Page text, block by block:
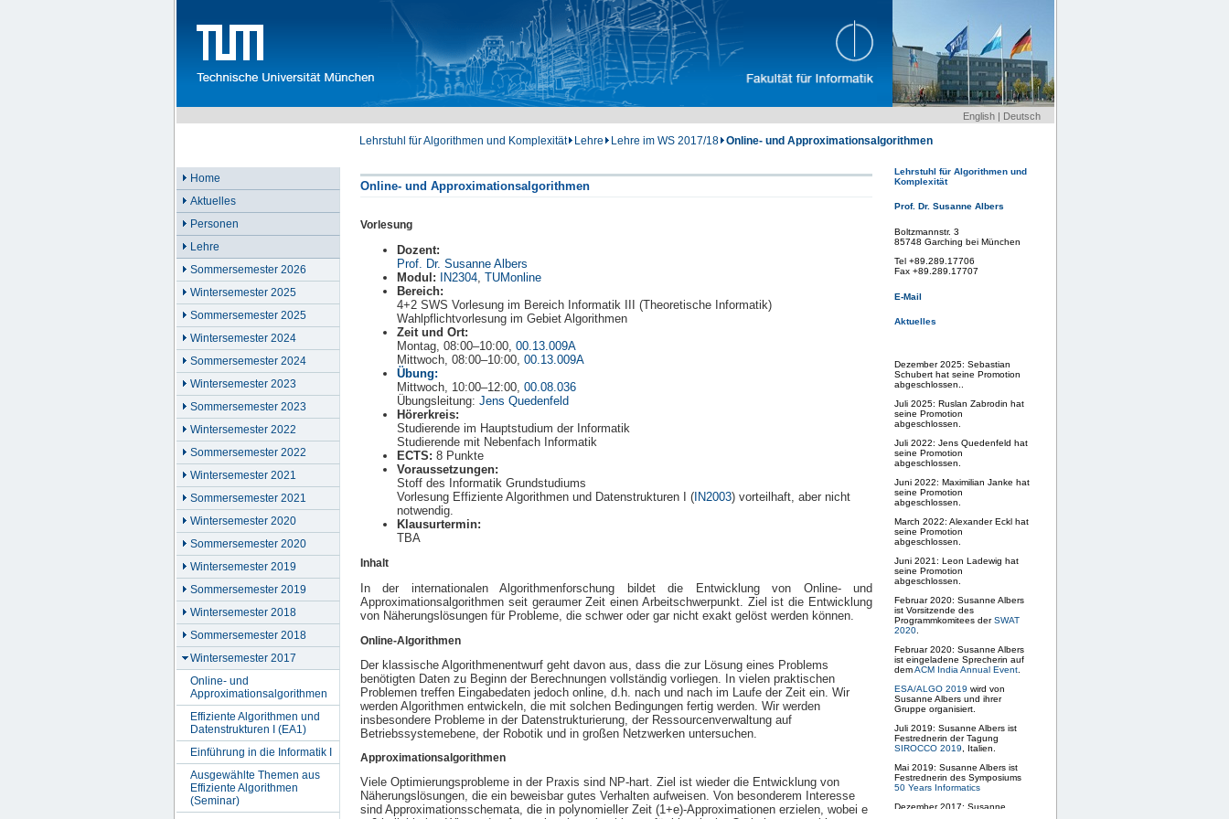
English | Deutsch
Lehrstuhl für Algorithmen und Komplexität Lehre Lehre im WS 2017/18 Online- und Approximationsalgorithmen
Home
Aktuelles
Personen
Lehre
Sommersemester 2026
Wintersemester 2025
Sommersemester 2025
Wintersemester 2024
Sommersemester 2024
Wintersemester 2023
Sommersemester 2023
Wintersemester 2022
Sommersemester 2022
Wintersemester 2021
Sommersemester 2021
Wintersemester 2020
Sommersemester 2020
Wintersemester 2019
Sommersemester 2019
Wintersemester 2018
Sommersemester 2018
Wintersemester 2017
Online- und
Approximationsalgorithmen
Effiziente Algorithmen und
Datenstrukturen I (EA1)
Einführung in die Informatik I
Ausgewählte Themen aus
Effiziente Algorithmen
(Seminar)
Online- und Approximationsalgorithmen
Vorlesung
Dozent:
Prof. Dr. Susanne Albers
Modul: IN2304 TUMonline
Bereich:
4+2 SWS Vorlesung im Bereich Informatik III (Theoretische Informatik)
Wahlpflichtvorlesung im Gebiet Algorithmen
Zeit und Ort:
Montag, 08:00–10:00, 00.13.009A
Mittwoch, 08:00–10:00, 00.13.009A
Übung:
Mittwoch, 10:00–12:00, 00.08.036
Übungsleitung: Jens Quedenfeld
Hörerkreis:
Studierende im Hauptstudium der Informatik
Studierende mit Nebenfach Informatik
ECTS: 8 Punkte
Voraussetzungen:
Stoff des Informatik Grundstudiums
Vorlesung Effiziente Algorithmen und Datenstrukturen I (IN2003) vorteilhaft, aber nicht
notwendig.
Klausurtermin:
TBA
Inhalt
In der internationalen Algorithmenforschung bildet die Entwicklung von Online- und
Approximationsalgorithmen seit geraumer Zeit einen Arbeitschwerpunkt. Ziel ist die Entwicklung
von Näherungslösungen für Probleme, die schwer oder gar nicht exakt gelöst werden können.
Online-Algorithmen
Der klassische Algorithmenentwurf geht davon aus, dass die zur Lösung eines Problems
benötigten Daten zu Beginn der Berechnungen vollständig vorliegen. In vielen praktischen
Problemen treffen Eingabedaten jedoch online, d.h. nach und nach im Laufe der Zeit ein. Wir
werden Algorithmen entwickeln, die mit solchen Bedingungen fertig werden. Wir werden
insbesondere Probleme in der Datenstrukturierung, der Ressourcenverwaltung auf
Betriebssystemebene, der Robotik und in großen Netzwerken untersuchen.
Approximationsalgorithmen
Viele Optimierungsprobleme in der Praxis sind NP-hart. Ziel ist wieder die Entwicklung von
Näherungslösungen, die ein beweisbar gutes Verhalten aufweisen. Von besonderem Interesse
sind Approximationsschemata, die in polynomieller Zeit (1+e)-Approximationen erzielen, wobei e
Dezember 2025: Sebastian
Schubert hat seine Promotion
abgeschlossen..
Juli 2025: Ruslan Zabrodin hat
seine Promotion
abgeschlossen.
Juli 2022: Jens Quedenfeld hat
seine Promotion
abgeschlossen.
Juni 2022: Maximilian Janke hat
seine Promotion
abgeschlossen.
March 2022: Alexander Eckl hat
seine Promotion
abgeschlossen.
Juni 2021: Leon Ladewig hat
seine Promotion
abgeschlossen.
Februar 2020: Susanne Albers
ist Vorsitzende des
Programmkomitees derSWAT
2020
Februar 2020: Susanne Albers
ist eingeladene Sprecherin auf
demACM India Annual Event
ESA/ALGO 2019 wird von
Susanne Albers und ihrer
Gruppe organisiert.
Juli 2019: Susanne Albers ist
Festrednerin der Tagung
SIROCCO 2019 , Italien.
Mai 2019: Susanne Albers ist
Festrednerin des Symposiums
50 Years Informatics
Dezember 2017: Susanne
Lehrstuhl für Algorithmen und
Komplexität
Prof. Dr. Susanne Albers
Boltzmannstr. 3
85748 Garching bei München
Tel +89.289.17706
Fax +89.289.17707
E-Mail
Aktuelles